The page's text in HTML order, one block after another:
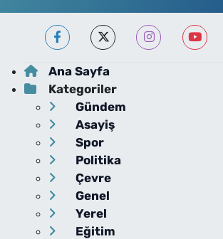
Ana Sayfa
Kategoriler
Gündem
Asayiş
Spor
Politika
Çevre
Genel
Yerel
Eğitim